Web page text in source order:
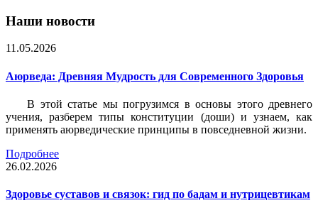
Наши новости
11.05.2026
Аюрведа: Древняя Мудрость для Современного Здоровья
В этой статье мы погрузимся в основы этого древнего
учения, разберем типы конституции (доши) и узнаем, как
применять аюрведические принципы в повседневной жизни.
Подробнее
26.02.2026
Здоровье суставов и связок: гид по бадам и нутрицевтикам